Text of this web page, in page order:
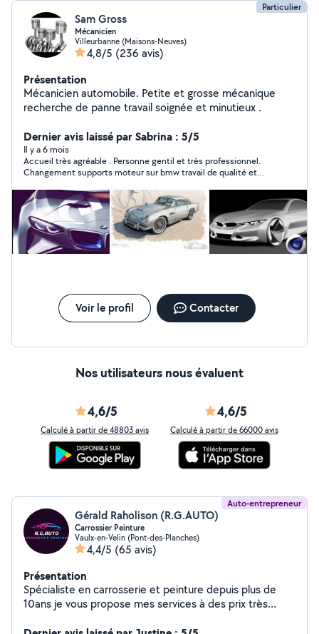
Particulier
Sam Gross
Mécanicien
Villeurbanne (Maisons-Neuves)
4,8/5 (236 avis)
Présentation
Mécanicien automobile. Petite et grosse mécanique
recherche de panne travail soignée et minutieux .
Dernier avis laissé par Sabrina : 5/5
Il y a 6 mois
Accueil très agréable . Personne gentil et très professionnel.
Changement supports moteur sur bmw travail de qualité et
Voir le profil Contacter
Nos utilisateurs nous évaluent
4,6/5
Calculé à partir de 48803 avis
4,6/5
Calculé à partir de 66000 avis
Auto-entrepreneur
Gérald Raholison (R.G.AUTO)
Carrossier Peinture
Vaulx-en-Velin (Pont-des-Planches)
4,4/5 (65 avis)
Présentation
Spécialiste en carrosserie et peinture depuis plus de
10ans je vous propose mes services à des prix très